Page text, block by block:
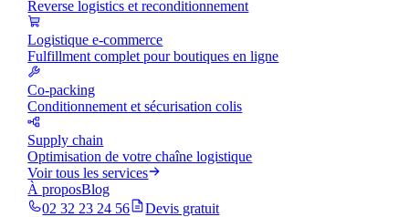
Reverse logistics et reconditionnement
Logistique e-commerce
Fulfillment complet pour boutiques en ligne
Co-packing
Conditionnement et sécurisation colis
Supply chain
Optimisation de votre chaîne logistique
Voir tous les services
À proposBlog
02 32 23 24 56
Devis gratuit